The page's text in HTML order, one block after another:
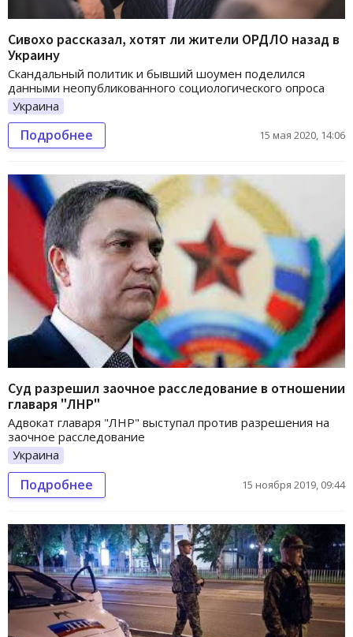
Сивохо рассказал, хотят ли жители ОРДЛО назад в
Украину
Скандальный политик и бывший шоумен поделился
данными неопубликованного социологического опроса
Украина
Подробнее 15 мая 2020, 14:06
Суд разрешил заочное расследование в отношении
главаря "ЛНР"
Адвокат главаря "ЛНР" выступал против разрешения на
заочное расследование
Украина
Подробнее 15 ноября 2019, 09:44